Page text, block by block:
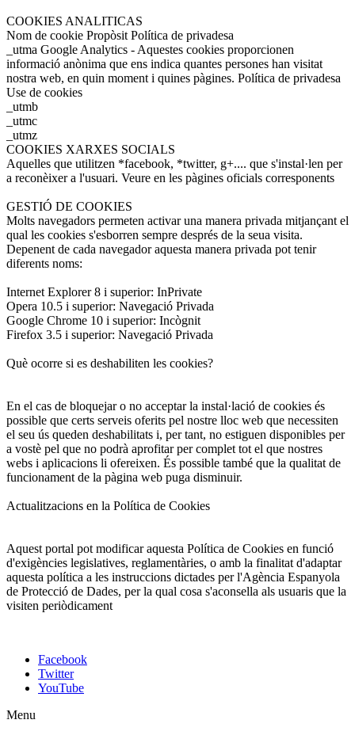
COOKIES ANALITICAS
Nom de cookie Propòsit Política de privadesa
_utma Google Analytics - Aquestes cookies proporcionen
informació anònima que ens indica quantes persones han visitat
nostra web, en quin moment i quines pàgines. Política de privadesa
Use de cookies
_utmb
_utmc
_utmz
COOKIES XARXES SOCIALS
Aquelles que utilitzen *facebook, *twitter, g+.... que s'instal·len per
a reconèixer a l'usuari. Veure en les pàgines oficials corresponents
GESTIÓ DE COOKIES
Molts navegadors permeten activar una manera privada mitjançant el
qual les cookies s'esborren sempre després de la seua visita.
Depenent de cada navegador aquesta manera privada pot tenir
diferents noms:
Internet Explorer 8 i superior: InPrivate
Opera 10.5 i superior: Navegació Privada
Google Chrome 10 i superior: Incògnit
Firefox 3.5 i superior: Navegació Privada
Què ocorre si es deshabiliten les cookies?
En el cas de bloquejar o no acceptar la instal·lació de cookies és
possible que certs serveis oferits pel nostre lloc web que necessiten
el seu ús queden deshabilitats i, per tant, no estiguen disponibles per
a vostè pel que no podrà aprofitar per complet tot el que nostres
webs i aplicacions li ofereixen. És possible també que la qualitat de
funcionament de la pàgina web puga disminuir.
Actualitzacions en la Política de Cookies
Aquest portal pot modificar aquesta Política de Cookies en funció
d'exigències legislatives, reglamentàries, o amb la finalitat d'adaptar
aquesta política a les instruccions dictades per l'Agència Espanyola
de Protecció de Dades, per la qual cosa s'aconsella als usuaris que la
visiten periòdicament
Facebook
Twitter
YouTube
Menu